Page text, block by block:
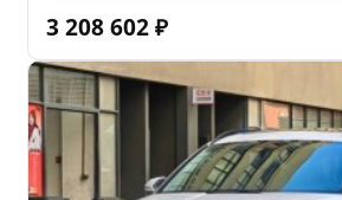
3 208 602 ₽